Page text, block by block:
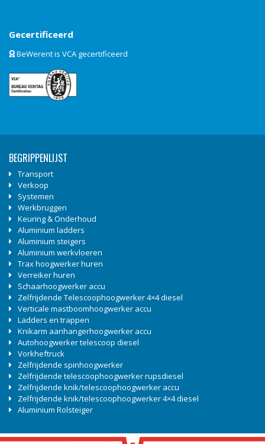
Gecertificeerd
BeWerent is VCA gecertificeerd
BEGRIPPENLIJST
Transport
Verkoop
Systemen
Werkbruggen
Keuring & Onderhoud
Aluminium ladders
Aluminium steigers
Aluminium werkvloeren
Trax hoogwerker huren
Verreiker huren
Schaarhoogwerker accu
Zelfrijdende Telescoophoogwerker 4×4 diesel
Verticale mastboomhoogwerker accu
Ladders en trappen
Knikarm aanhangerhoogwerker accu
Autohoogwerker telescoop diesel
Vorkheftruck
Zelfrijdende spinhoogwerker
Zelfrijdende telescoophoogwerker rupsdiesel
Zelfrijdende knik/telescoophoogwerker accu
Zelfrijdende knik/telescoophoogwerker 4×4 diesel
Aluminium Rolsteiger